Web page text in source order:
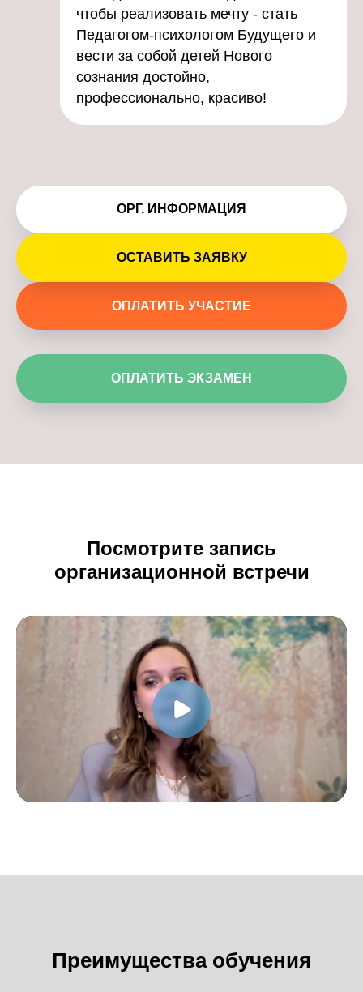
чтобы реализовать мечту - стать
Педагогом-психологом Будущего и
вести за собой детей Нового
сознания достойно,
профессионально, красиво!
ОРГ. ИНФОРМАЦИЯ
ОСТАВИТЬ ЗАЯВКУ
ОПЛАТИТЬ УЧАСТИЕ
ОПЛАТИТЬ ЭКЗАМЕН
Посмотрите запись
организационной встречи
Преимущества обучения